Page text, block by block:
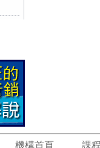
機構首頁 課